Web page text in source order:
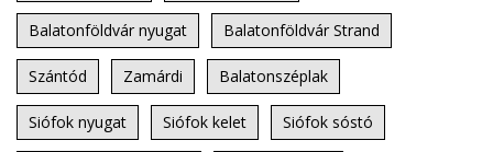
Balatonföldvár nyugat Balatonföldvár Strand
Szántód Zamárdi Balatonszéplak
Siófok nyugat Siófok kelet Siófok sóstó